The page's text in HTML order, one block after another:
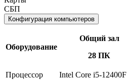
СБП
Конфигурация компьютеров
Оборудование
Общий зал
28 ПК
Процессор Intel Core i5-12400F